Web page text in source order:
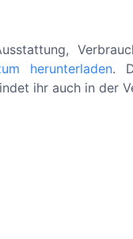
herunterladen.
ihr auch in der